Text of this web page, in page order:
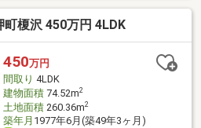
榎沢 450万円 4LDK
450万円
間取り 4LDK
建物面積74.52m2
土地面積260.36m2
築年月 1977年6月(築49年3ヶ月)